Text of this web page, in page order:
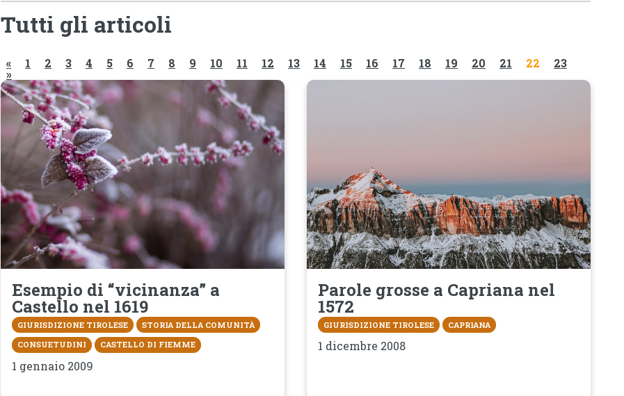
Tutti gli articoli
« 1 2 3 4 5 6 7 8 9 10 11 12 13 14 15 16 17 18 19 20 21 22 23
»
Esempio di “vicinanza” a
Castello nel 1619
GIURISDIZIONE TIROLESE
STORIA DELLA COMUNITÀ
CONSUETUDINI
CASTELLO DI FIEMME
1 gennaio 2009
Parole grosse a Capriana nel
1572
GIURISDIZIONE TIROLESE CAPRIANA
1 dicembre 2008